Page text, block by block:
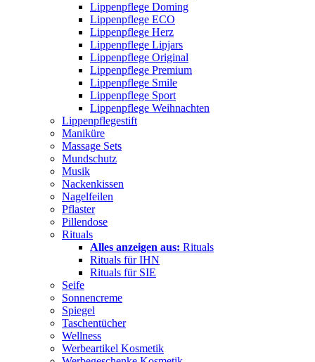
Lippenpflege Doming
Lippenpflege ECO
Lippenpflege Herz
Lippenpflege Lipjars
Lippenpflege Original
Lippenpflege Premium
Lippenpflege Smile
Lippenpflege Sport
Lippenpflege Weihnachten
Lippenpflegestift
Maniküre
Massage Sets
Mundschutz
Musik
Nackenkissen
Nagelfeilen
Pflaster
Pillendose
Rituals
Alles anzeigen aus: Rituals
Rituals für IHN
Rituals für SIE
Seife
Sonnencreme
Spiegel
Taschentücher
Wellness
Werbeartikel Kosmetik